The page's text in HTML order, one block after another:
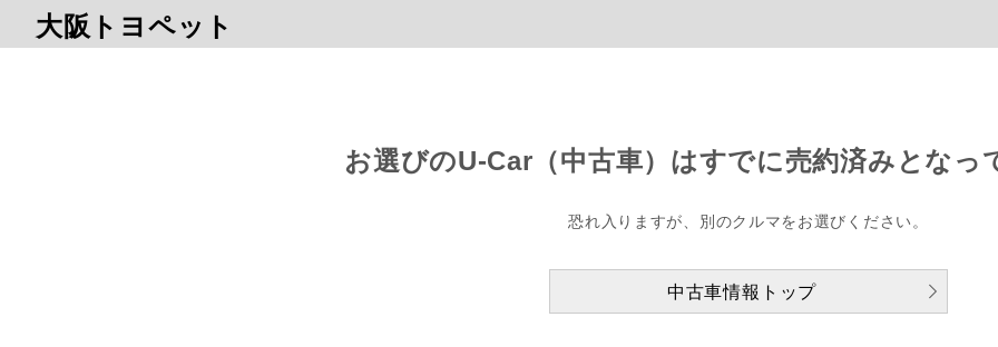
大阪トヨペット
お選びのU-Car（中古車）はすでに売約済みとなっ
恐れ入りますが、別のクルマをお選びください。
中古車情報トップ